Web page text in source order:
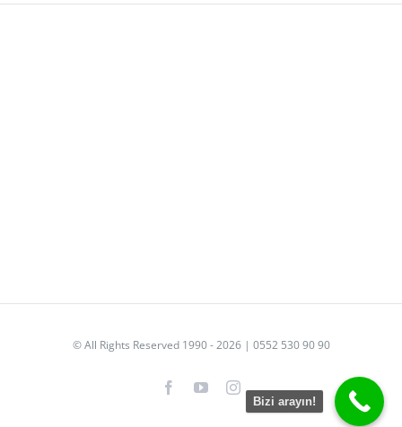
© All Rights Reserved 1990 - 2026 | 0552 530 90 90
FacebookYouTubeInstagram
Bizi arayın!